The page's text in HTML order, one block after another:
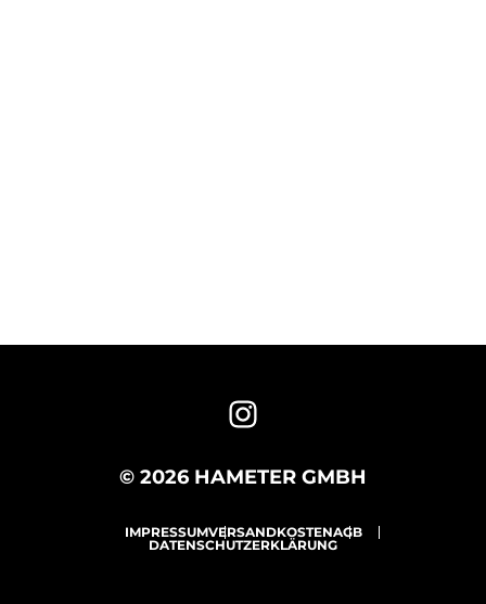
© 2026 HAMETER GMBH
IMPRESSUMVERSANDKOSTENAGB
DATENSCHUTZERKLÄRUNG